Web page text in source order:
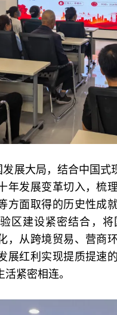
展大局，结合中国式
年发展变革切入，梳
方面取得的历史性成
区建设紧密结合，
，从跨境贸易、营商
展红利实现提质提速
紧密相连。